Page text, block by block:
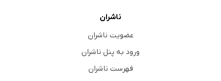
ناشران
عضویت ناشران
ورود به پنل ناشران
فهرست ناشران